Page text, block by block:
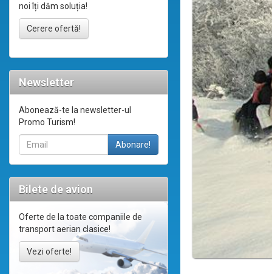
noi îți dăm soluția!
Cerere ofertă!
Newsletter
Abonează-te la newsletter-ul
Promo Turism!
Bilete de avion
Oferte de la toate companiile de
transport aerian clasice!
Vezi oferte!